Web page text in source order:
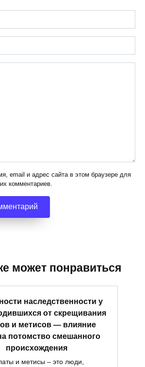
email и адрес сайта в этом браузере для
комментариев.
может понравиться
наследственности у
от скрещивания
и метисов — влияние
потомство смешанного
происхождения
и метисы – это люди,